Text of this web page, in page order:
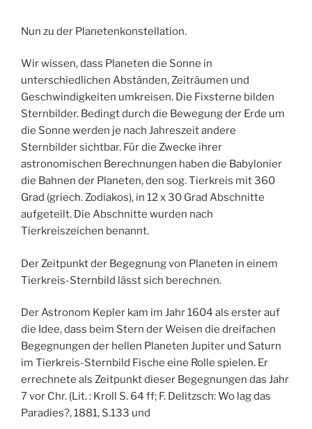
Nun zu der Planetenkonstellation.
Wir wissen, dass Planeten die Sonne in
unterschiedlichen Abständen, Zeiträumen und
Geschwindigkeiten umkreisen. Die Fixsterne bilden
Sternbilder. Bedingt durch die Bewegung der Erde um
die Sonne werden je nach Jahreszeit andere
Sternbilder sichtbar. Für die Zwecke ihrer
astronomischen Berechnungen haben die Babylonier
die Bahnen der Planeten, den sog. Tierkreis mit 360
Grad (griech. Zodiakos), in 12 x 30 Grad Abschnitte
aufgeteilt. Die Abschnitte wurden nach
Tierkreiszeichen benannt.
Der Zeitpunkt der Begegnung von Planeten in einem
Tierkreis-Sternbild lässt sich berechnen.
Der Astronom Kepler kam im Jahr 1604 als erster auf
die Idee, dass beim Stern der Weisen die dreifachen
Begegnungen der hellen Planeten Jupiter und Saturn
im Tierkreis-Sternbild Fische eine Rolle spielen. Er
errechnete als Zeitpunkt dieser Begegnungen das Jahr
7 vor Chr. (Lit. : Kroll S. 64 ff; F. Delitzsch: Wo lag das
Paradies?, 1881, S.133 und